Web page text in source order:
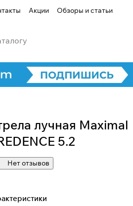
Акции Обзоры и статьи
лучная Maximal
5.2
Нет отзывов
на части